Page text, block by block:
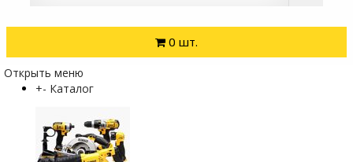
0 шт.
Открыть меню
+- Каталог